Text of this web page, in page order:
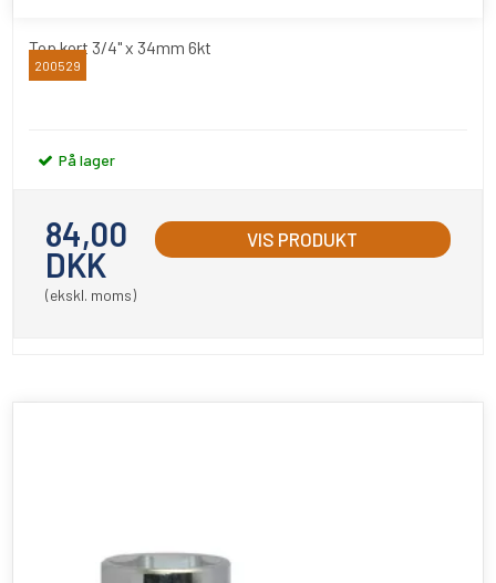
Top kort 3/4" x 34mm 6kt
BATO
200529
På lager
84,00
DKK
(ekskl. moms)
VIS PRODUKT